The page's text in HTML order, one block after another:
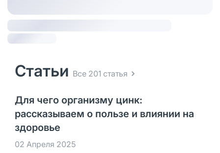
Статьи Все 201 статья
Для чего организму цинк:
рассказываем о пользе и влиянии на
здоровье
02 Апреля 2025